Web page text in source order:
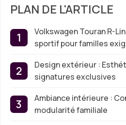
PLAN DE L'ARTICLE
Volkswagen Touran R-
sportif pour familles
Design extérieur :
signatures exclusives
Ambiance intérieure :
modularité familiale